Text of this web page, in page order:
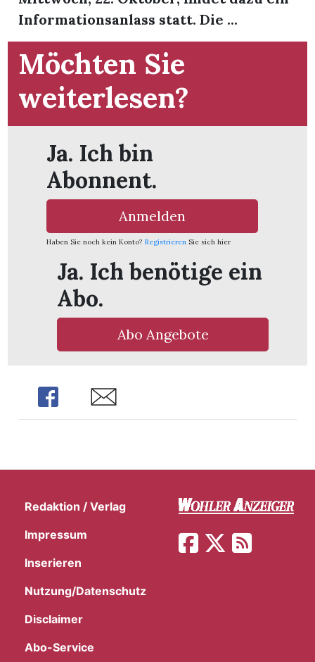
Informationsanlass statt. Die ...
Möchten Sie
weiterlesen?
Ja. Ich bin
Abonnent.
Anmelden
Haben Sie noch kein Konto? Registrieren Sie sich hier
Ja. Ich benötige ein
Abo.
Abo Angebote
Share Share
Redaktion / Verlag
Impressum
Inserieren
Nutzung/Datenschutz
Disclaimer
Abo-Service